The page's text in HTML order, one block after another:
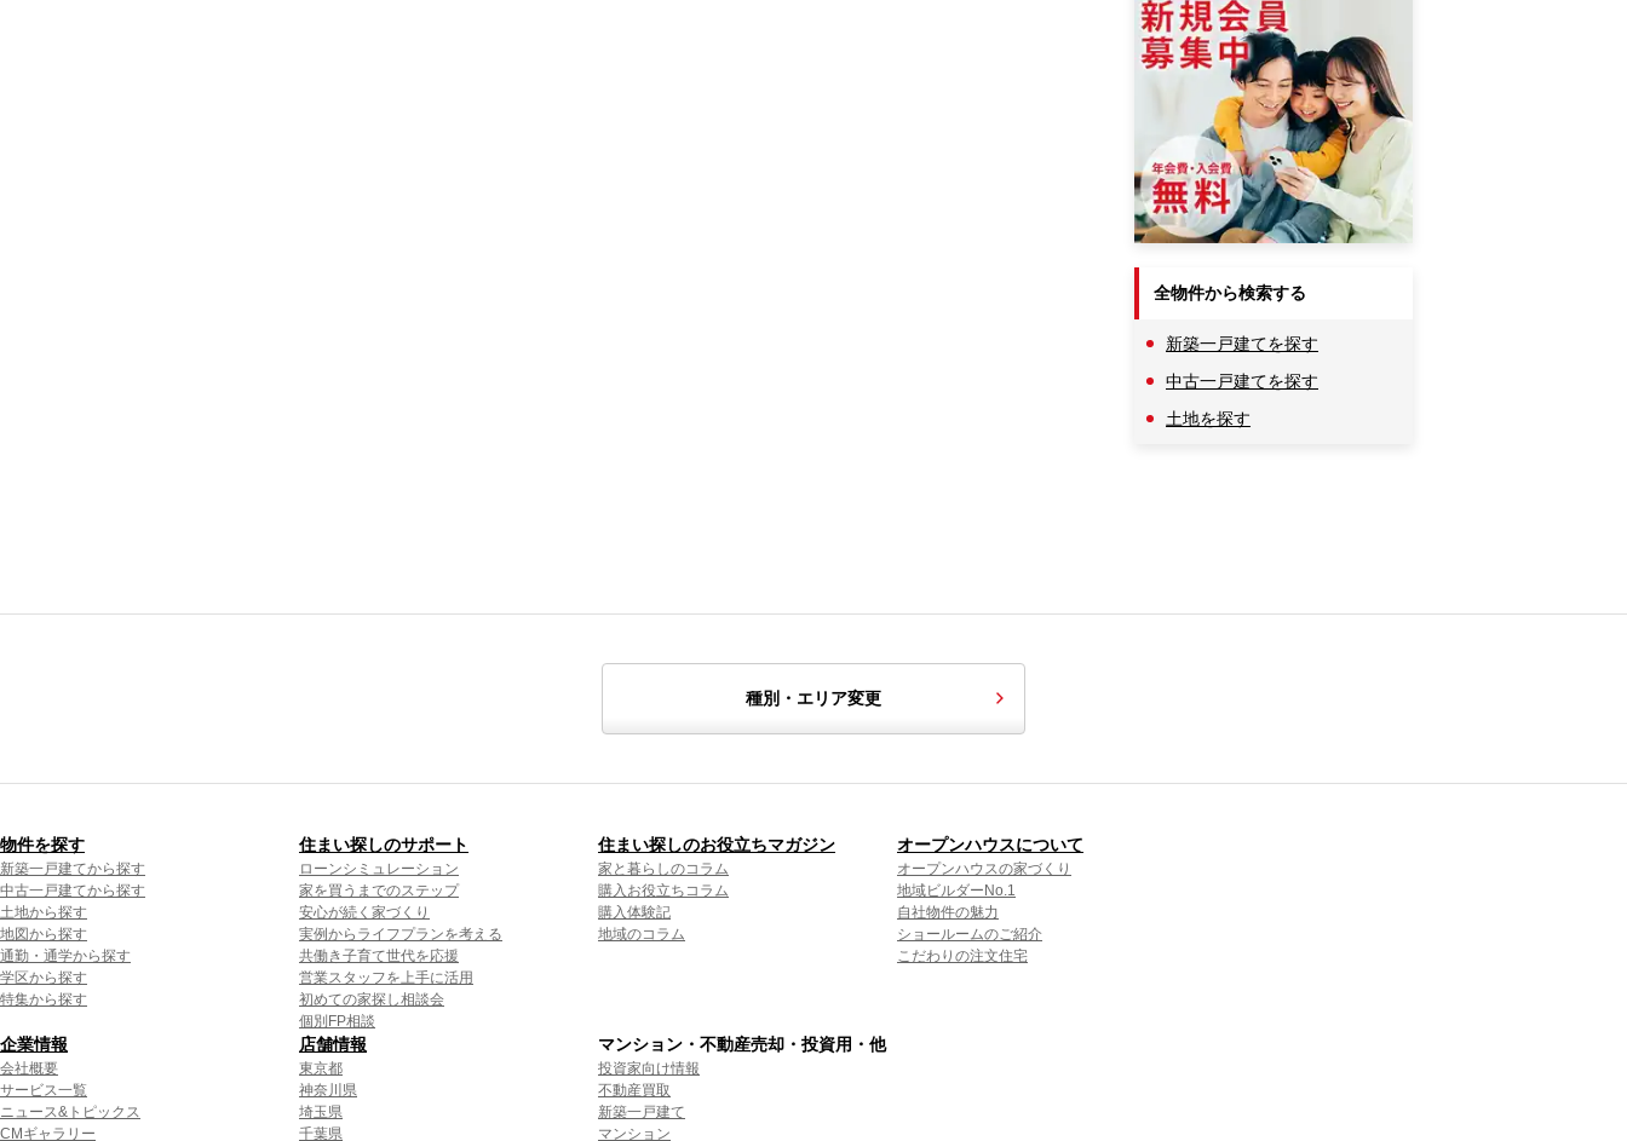
全物件から検索する
新築一戸建てを探す
中古一戸建てを探す
土地を探す
種別・エリア変更
物件を探す
新築一戸建てから探す
中古一戸建てから探す
土地から探す
地図から探す
通勤・通学から探す
学区から探す
特集から探す
住まい探しのサポート
ローンシミュレーション
家を買うまでのステップ
安心が続く家づくり
実例からライフプランを考える
共働き子育て世代を応援
営業スタッフを上手に活用
初めての家探し相談会
個別FP相談
住まい探しのお役立ちマガジン
家と暮らしのコラム
購入お役立ちコラム
購入体験記
地域のコラム
オープンハウスについて
オープンハウスの家づくり
地域ビルダーNo.1
自社物件の魅力
ショールームのご紹介
こだわりの注文住宅
企業情報
会社概要
サービス一覧
ニュース&トピックス
CMギャラリー
店舗情報
東京都
神奈川県
埼玉県
千葉県
マンション・不動産売却・投資用・他
投資家向け情報
不動産買取
新築一戸建て
マンション